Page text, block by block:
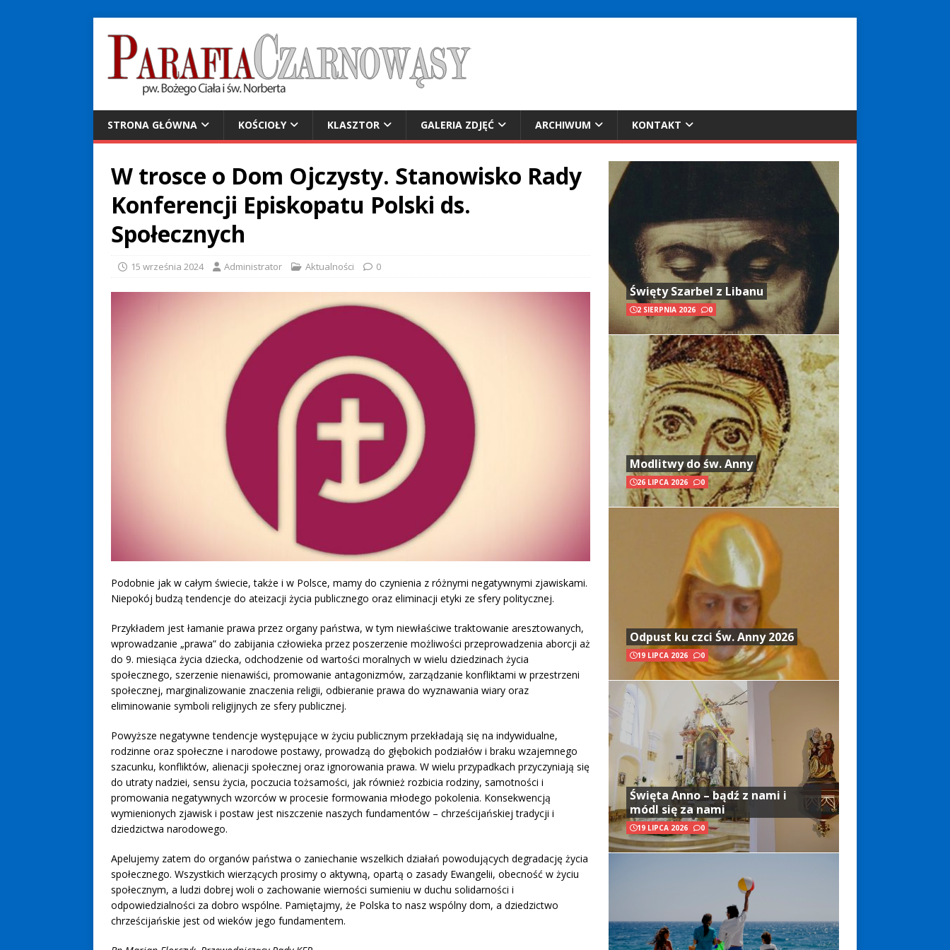
STRONA GŁÓWNA KOŚCIOŁY KLASZTOR GALERIA ZDJĘĆ ARCHIWUM KONTAKT
W trosce o Dom Ojczysty. Stanowisko Rady
Konferencji Episkopatu Polski ds.
Społecznych
15 września 2024 Administrator Aktualności 0
Podobnie jak w całym świecie, także i w Polsce, mamy do czynienia z różnymi negatywnymi zjawiskami.
Niepokój budzą tendencje do ateizacji życia publicznego oraz eliminacji etyki ze sfery politycznej.
Przykładem jest łamanie prawa przez organy państwa, w tym niewłaściwe traktowanie aresztowanych,
wprowadzanie „prawa” do zabijania człowieka przez poszerzenie możliwości przeprowadzenia aborcji aż
do 9. miesiąca życia dziecka, odchodzenie od wartości moralnych w wielu dziedzinach życia
społecznego, szerzenie nienawiści, promowanie antagonizmów, zarządzanie konfliktami w przestrzeni
społecznej, marginalizowanie znaczenia religii, odbieranie prawa do wyznawania wiary oraz
eliminowanie symboli religijnych ze sfery publicznej.
Powyższe negatywne tendencje występujące w życiu publicznym przekładają się na indywidualne,
rodzinne oraz społeczne i narodowe postawy, prowadzą do głębokich podziałów i braku wzajemnego
szacunku, konfliktów, alienacji społecznej oraz ignorowania prawa. W wielu przypadkach przyczyniają się
do utraty nadziei, sensu życia, poczucia tożsamości, jak również rozbicia rodziny, samotności i
promowania negatywnych wzorców w procesie formowania młodego pokolenia. Konsekwencją
wymienionych zjawisk i postaw jest niszczenie naszych fundamentów – chrześcijańskiej tradycji i
dziedzictwa narodowego.
Apelujemy zatem do organów państwa o zaniechanie wszelkich działań powodujących degradację życia
społecznego. Wszystkich wierzących prosimy o aktywną, opartą o zasady Ewangelii, obecność w życiu
społecznym, a ludzi dobrej woli o zachowanie wierności sumieniu w duchu solidarności i
odpowiedzialności za dobro wspólne. Pamiętajmy, że Polska to nasz wspólny dom, a dziedzictwo
chrześcijańskie jest od wieków jego fundamentem.
Święty Szarbel z Libanu
2 SIERPNIA 2026 0
Modlitwy do św. Anny
26 LIPCA 2026 0
Odpust ku czci Św. Anny 2026
19 LIPCA 2026 0
Święta Anno – bądź z nami i
módl się za nami
19 LIPCA 2026 0